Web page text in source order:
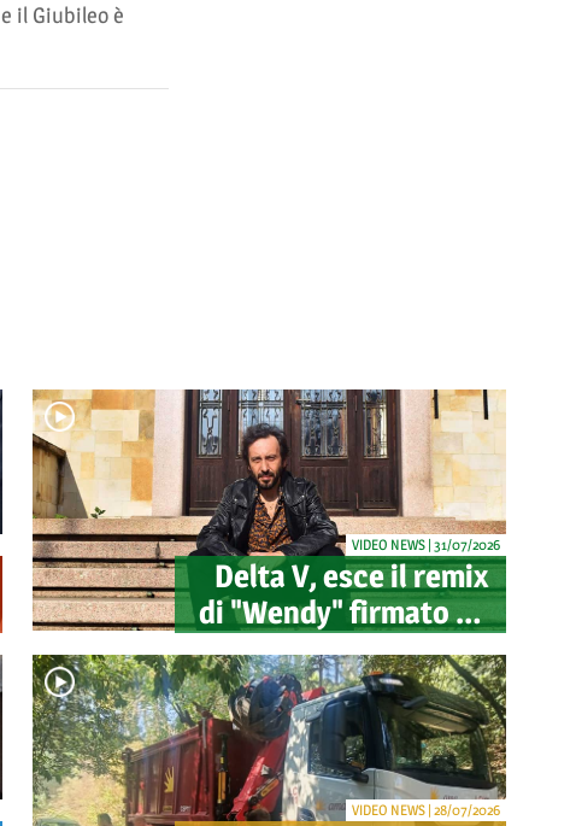
il Giubileo è
Delta V, esce il remix
di "Wendy" firmato da
Mao: pubblicato
anche il videoclip
ufficiale
VIDEO NEWS | 31/07/2026
VIDEO NEWS | 28/07/2026